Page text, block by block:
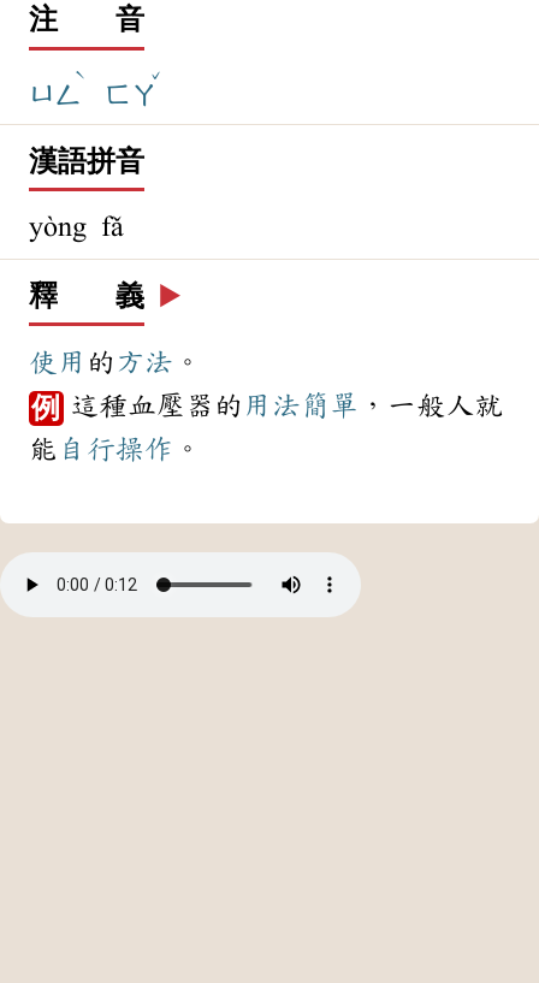
注 音
ㄩㄥ
ˋ
ㄈㄚ
ˇ
漢語拼音
yòng fǎ
釋 義 ▶️
使用 的 方法 。
例 這種血壓器的 用法 簡單 ，一般人就
能 自行操作 。